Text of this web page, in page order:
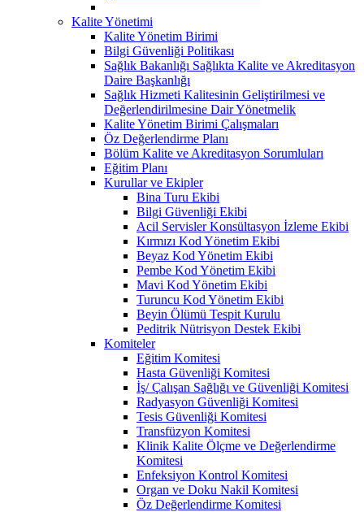
Kalite Yönetimi
Kalite Yönetim Birimi
Bilgi Güvenliği Politikası
Sağlık Bakanlığı Sağlıkta Kalite ve Akreditasyon
Daire Başkanlığı
Sağlık Hizmeti Kalitesinin Geliştirilmesi ve
Değerlendirilmesine Dair Yönetmelik
Kalite Yönetim Birimi Çalışmaları
Öz Değerlendirme Planı
Bölüm Kalite ve Akreditasyon Sorumluları
Eğitim Planı
Kurullar ve Ekipler
Bina Turu Ekibi
Bilgi Güvenliği Ekibi
Acil Servisler Konsültasyon İzleme Ekibi
Kırmızı Kod Yönetim Ekibi
Beyaz Kod Yönetim Ekibi
Pembe Kod Yönetim Ekibi
Mavi Kod Yönetim Ekibi
Turuncu Kod Yönetim Ekibi
Beyin Ölümü Tespit Kurulu
Peditrik Nütrisyon Destek Ekibi
Komiteler
Eğitim Komitesi
Hasta Güvenliği Komitesi
İş/ Çalışan Sağlığı ve Güvenliği Komitesi
Radyasyon Güvenliği Komitesi
Tesis Güvenliği Komitesi
Transfüzyon Komitesi
Klinik Kalite Ölçme ve Değerlendirme
Komitesi
Enfeksiyon Kontrol Komitesi
Organ ve Doku Nakil Komitesi
Öz Değerlendirme Komitesi